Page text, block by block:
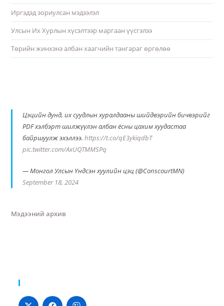
Иргэдэд зориулсан мэдээлэл
Улсын Их Хурлын хүсэлтээр маргаан үүсгэлээ
Төрийн жинхэнэ албан хаагчийн тангараг өргөлөө
Цэцийн дунд, их суудлын хуралдааны шийдвэрийн бичвэрийг
PDF хэлбэрт шилжүүлэн албан ёсны цахим хуудастаа
байршуулж эхэллээ.https://t.co/qE3ykiqdbT
pic.twitter.com/AxUQTMMSPq
— Монгол Улсын Үндсэн хуулийн цэц (@ConscourtMN)
September 18, 2024
Мэдээний архив